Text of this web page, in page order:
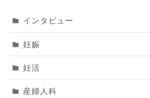
インタビュー
妊娠
妊活
産婦人科